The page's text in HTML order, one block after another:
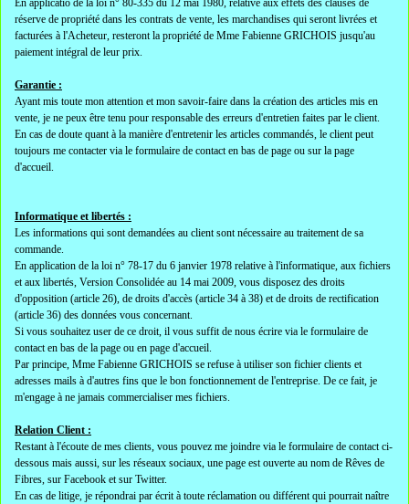
En applicatio de la loi n° 80-335 du 12 mai 1980, relative aux effets des clauses de
réserve de propriété dans les contrats de vente, les marchandises qui seront livrées et
facturées à l'Acheteur, resteront la propriété de Mme Fabienne GRICHOIS jusqu'au
paiement intégral de leur prix.
Garantie :
Ayant mis toute mon attention et mon savoir-faire dans la création des articles mis en
vente, je ne peux être tenu pour responsable des erreurs d'entretien faites par le client.
En cas de doute quant à la manière d'entretenir les articles commandés, le client peut
toujours me contacter via le formulaire de contact en bas de page ou sur la page
d'accueil.
Informatique et libertés :
Les informations qui sont demandées au client sont nécessaire au traitement de sa
commande.
En application de la loi n° 78-17 du 6 janvier 1978 relative à l'informatique, aux fichiers
et aux libertés, Version Consolidée au 14 mai 2009, vous disposez des droits
d'opposition (article 26), de droits d'accès (article 34 à 38) et de droits de rectification
(article 36) des données vous concernant.
Si vous souhaitez user de ce droit, il vous suffit de nous écrire via le formulaire de
contact en bas de la page ou en page d'accueil.
Par principe, Mme Fabienne GRICHOIS se refuse à utiliser son fichier clients et
adresses mails à d'autres fins que le bon fonctionnement de l'entreprise. De ce fait, je
m'engage à ne jamais commercialiser mes fichiers.
Relation Client :
Restant à l'écoute de mes clients, vous pouvez me joindre via le formulaire de contact ci-
dessous mais aussi, sur les réseaux sociaux, une page est ouverte au nom de Rêves de
Fibres, sur Facebook et sur Twitter.
En cas de litige, je répondrai par écrit à toute réclamation ou différent qui pourrait naître